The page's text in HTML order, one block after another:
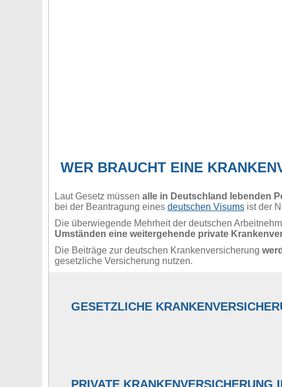
WER BRAUCHT EINE
Laut Gesetz müssen alle in Deutschland lebenden
bei der Beantragung eines deutschen Visums ist der
Die überwiegende Mehrheit der deutschen
Umständen eine weitergehende private
Die Beiträge zur deutschen Krankenversicherung
gesetzliche Versicherung nutzen.
GESETZLICHE
PRIVATE KRANKENVERSICHERUNG